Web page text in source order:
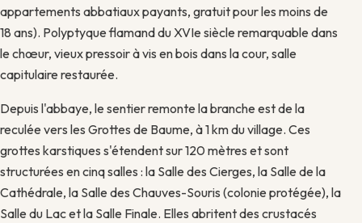
appartements abbatiaux payants, gratuit pour les moins de
18 ans). Polyptyque flamand du XVIe siècle remarquable dans
le chœur, vieux pressoir à vis en bois dans la cour, salle
capitulaire restaurée.
Depuis l'abbaye, le sentier remonte la branche est de la
reculée vers les Grottes de Baume, à 1 km du village. Ces
grottes karstiques s'étendent sur 120 mètres et sont
structurées en cinq salles : la Salle des Cierges, la Salle de la
Cathédrale, la Salle des Chauves-Souris (colonie protégée), la
Salle du Lac et la Salle Finale. Elles abritent des crustacés